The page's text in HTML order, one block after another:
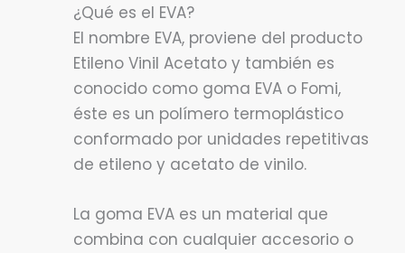
¿Qué es el EVA?
El nombre EVA, proviene del producto
Etileno Vinil Acetato y también es
conocido como goma EVA o Fomi,
éste es un polímero termoplástico
conformado por unidades repetitivas
de etileno y acetato de vinilo.
La goma EVA es un material que
combina con cualquier accesorio o